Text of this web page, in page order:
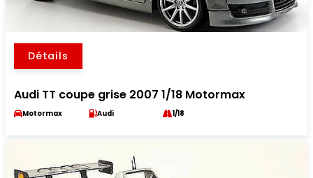
Détails
Audi TT coupe grise 2007 1/18 Motormax
Motormax Audi 1/18